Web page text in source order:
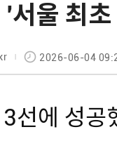
서울 최
2026-06-04
선에 성공